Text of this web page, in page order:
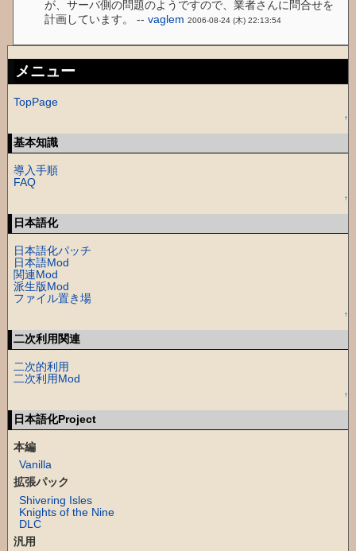
が、サーバ側の問題のようですので、業者さんに問合せを
計画しています。 --vaglem 2006-08-24 (木) 22:13:54
メニュー
TopPage
↑
基本知識
導入手順
FAQ
↑
日本語化
日本語化パッチ
日本語Mod
関連Mod
派生版Mod
ファイル置き場
↑
二次利用関連
二次的利用
二次利用Mod
↑
日本語化Project
本編
Vanilla
拡張パック
Shivering Isles
Knights of the Nine
DLC
汎用